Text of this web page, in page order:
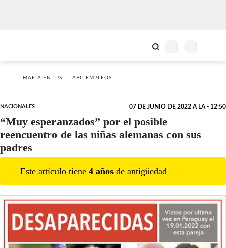
MAFIA EN IPS ABC EMPLEOS
NACIONALES 07 DE JUNIO DE 2022 A LA - 12:50
“Muy esperanzados” por el posible
reencuentro de las niñas alemanas con sus
padres
Este artículo tiene 4 años de antigüedad